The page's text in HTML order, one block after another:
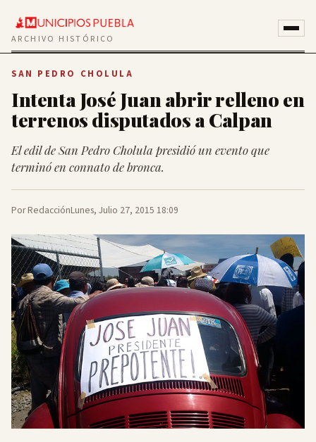
ARCHIVO HISTÓRICO
SAN PEDRO CHOLULA
Intenta José Juan abrir relleno en
terrenos disputados a Calpan
El edil de San Pedro Cholula presidió un evento que
terminó en connato de bronca.
Por RedacciónLunes, Julio 27, 2015 18:09